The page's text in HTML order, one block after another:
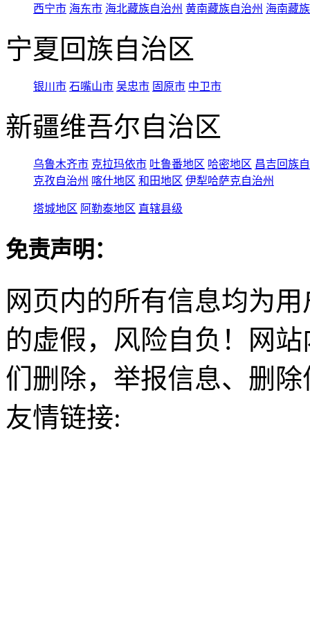
西宁市 海东市 海北藏族自治州 黄南藏族自治州 海南藏
宁夏回族自治区
银川市 石嘴山市 吴忠市 固原市 中卫市
新疆维吾尔自治区
乌鲁木齐市 克拉玛依市 吐鲁番地区 哈密地区 昌吉回族
克孜自治州 喀什地区 和田地区 伊犁哈萨克自治州
塔城地区 阿勒泰地区 直辖县级
免责声明：
网页内的所有信息均为
的虚假，风险自负！网
们删除，举报信息、删
友情链接: